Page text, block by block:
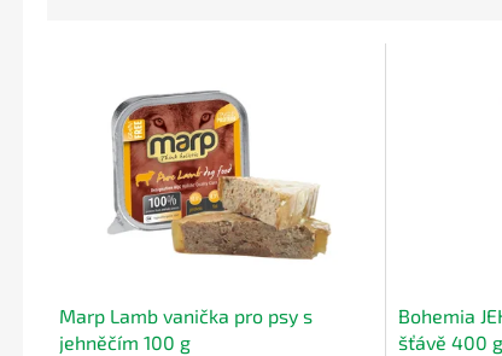
Marp Lamb vanička pro psy s
jehněčím 100 g
Bohemia
šťávě 400 g